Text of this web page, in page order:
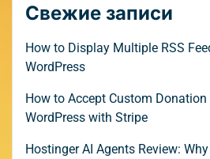
Свежие записи
How to Display Multiple RSS
WordPress
How to Accept Custom
WordPress with Stripe
Hostinger AI Agents Review: